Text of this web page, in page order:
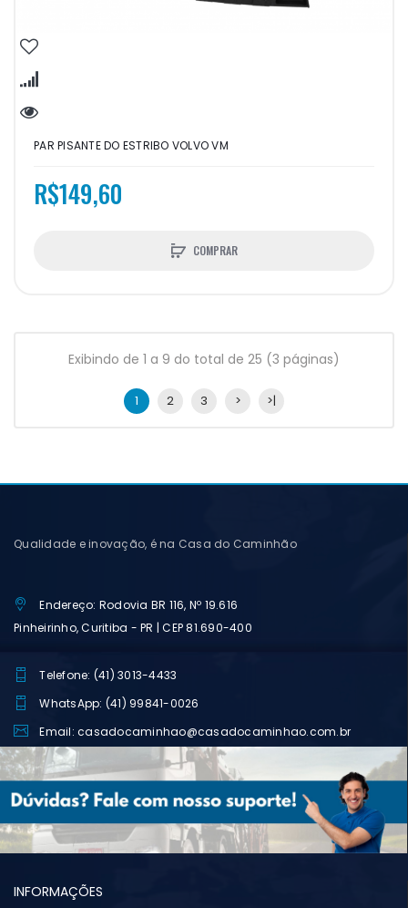
PAR PISANTE DO ESTRIBO VOLVO VM
R$149,60
COMPRAR
Exibindo de 1 a 9 do total de 25 (3 páginas)
1 2 3 > >|
Qualidade e inovação, é na Casa do Caminhão
Endereço: Rodovia BR 116, Nº 19.616
Pinheirinho, Curitiba - PR | CEP 81.690-400
Telefone: (41) 3013-4433
WhatsApp: (41) 99841-0026
Email: casadocaminhao@casadocaminhao.com.br
INFORMAÇÕES